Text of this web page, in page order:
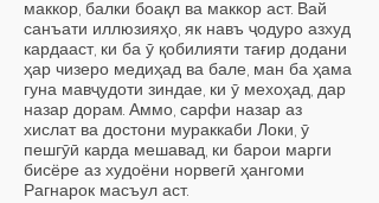
маккор, балки боақл ва маккор аст. Вай
санъати иллюзияҳо, як навъ ҷодуро азхуд
кардааст, ки ба ӯ қобилияти тағир додани
ҳар чизеро медиҳад ва бале, ман ба ҳама
гуна мавҷудоти зиндае, ки ӯ мехоҳад, дар
назар дорам. Аммо, сарфи назар аз
хислат ва достони мураккаби Локи, ӯ
пешгӯӣ карда мешавад, ки барои марги
бисёре аз худоёни норвегӣ ҳангоми
Рагнарок масъул аст.